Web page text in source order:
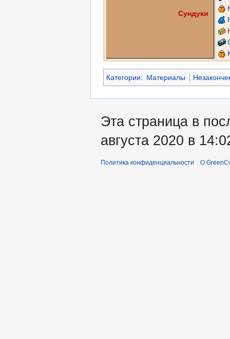
Сундуки
Категории: Материалы
Эта страница в
августа 2020 в
Политика конфиденциальности О